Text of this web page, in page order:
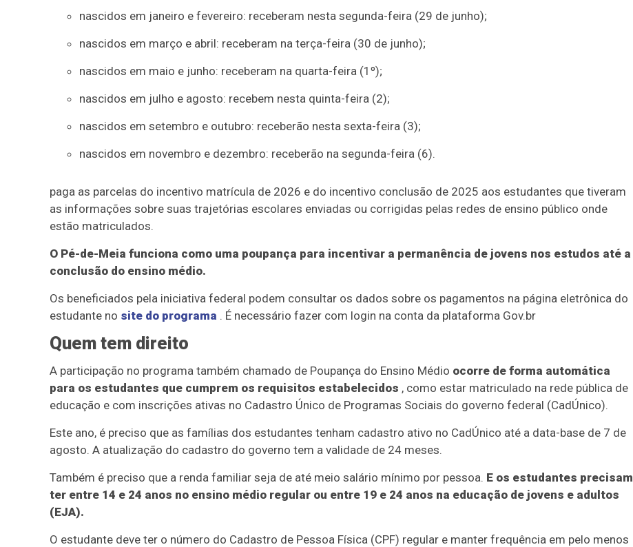
nascidos em janeiro e fevereiro: receberam nesta segunda-feira (29 de junho);
nascidos em março e abril: receberam na terça-feira (30 de junho);
nascidos em maio e junho: receberam na quarta-feira (1º);
nascidos em julho e agosto: recebem nesta quinta-feira (2);
nascidos em setembro e outubro: receberão nesta sexta-feira (3);
nascidos em novembro e dezembro: receberão na segunda-feira (6).
paga as parcelas do incentivo matrícula de 2026 e do incentivo conclusão de 2025 aos estudantes que tiveram
as informações sobre suas trajetórias escolares enviadas ou corrigidas pelas redes de ensino público onde
estão matriculados.
O Pé-de-Meia funciona como uma poupança para incentivar a permanência de jovens nos estudos até a
conclusão do ensino médio.
Os beneficiados pela iniciativa federal podem consultar os dados sobre os pagamentos na página eletrônica do
estudante no site do programa . É necessário fazer com login na conta da plataforma Gov.br
Quem tem direito
A participação no programa também chamado de Poupança do Ensino Médio ocorre de forma automática
para os estudantes que cumprem os requisitos estabelecidos , como estar matriculado na rede pública de
educação e com inscrições ativas no Cadastro Único de Programas Sociais do governo federal (CadÚnico).
Este ano, é preciso que as famílias dos estudantes tenham cadastro ativo no CadÚnico até a data-base de 7 de
agosto. A atualização do cadastro do governo tem a validade de 24 meses.
Também é preciso que a renda familiar seja de até meio salário mínimo por pessoa. E os estudantes precisam
ter entre 14 e 24 anos no ensino médio regular ou entre 19 e 24 anos na educação de jovens e adultos
(EJA).
O estudante deve ter o número do Cadastro de Pessoa Física (CPF) regular e manter frequência em pelo menos